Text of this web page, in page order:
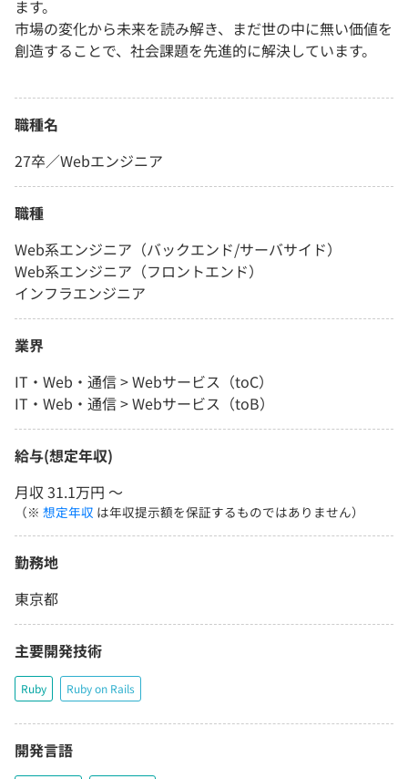
ます。
市場の変化から未来を読み解き、まだ世の中に無い価値を
創造することで、社会課題を先進的に解決しています。
職種名
27卒／Webエンジニア
職種
Web系エンジニア（バックエンド/サーバサイド）
Web系エンジニア（フロントエンド）
インフラエンジニア
業界
IT・Web・通信 > Webサービス（toC）
IT・Web・通信 > Webサービス（toB）
給与(想定年収)
月収 31.1万円 〜
（※ 想定年収 は年収提示額を保証するものではありません）
勤務地
東京都
主要開発技術
Ruby Ruby on Rails
開発言語